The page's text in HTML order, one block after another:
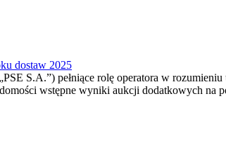
dostaw 2025
S.A.”) pełniące rolę operatora w
wstępne wyniki aukcji dodatkowych